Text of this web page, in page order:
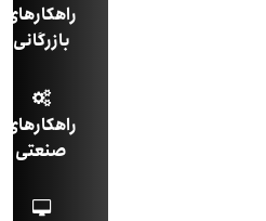
راهکارهای
بازرگانی
راهکارهای
صنعتی